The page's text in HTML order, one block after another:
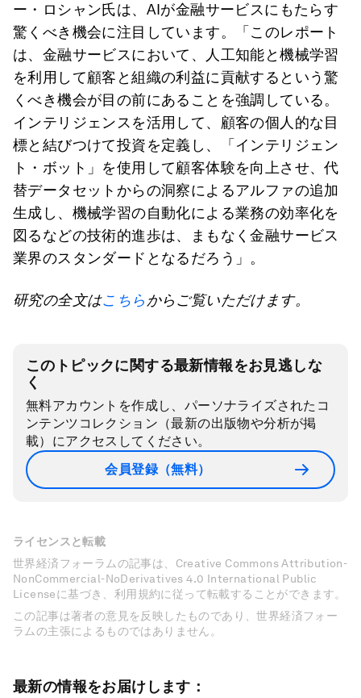
ー・ロシャン氏は、AIが金融サービスにもたらす
驚くべき機会に注目しています。「このレポート
は、金融サービスにおいて、人工知能と機械学習
を利用して顧客と組織の利益に貢献するという驚
くべき機会が目の前にあることを強調している。
インテリジェンスを活用して、顧客の個人的な目
標と結びつけて投資を定義し、「インテリジェン
ト・ボット」を使用して顧客体験を向上させ、代
替データセットからの洞察によるアルファの追加
生成し、機械学習の自動化による業務の効率化を
図るなどの技術的進歩は、まもなく金融サービス
業界のスタンダードとなるだろう」。
研究の全文はこちらからご覧いただけます。
このトピックに関する最新情報をお見逃しな
く
無料アカウントを作成し、パーソナライズされたコ
ンテンツコレクション（最新の出版物や分析が掲
載）にアクセスしてください。
会員登録（無料）
ライセンスと転載
世界経済フォーラムの記事は、Creative Commons Attribution-
NonCommercial-NoDerivatives 4.0 International Public
Licenseに基づき、利用規約に従って転載することができます。
この記事は著者の意見を反映したものであり、世界経済フォー
ラムの主張によるものではありません。
最新の情報をお届けします：